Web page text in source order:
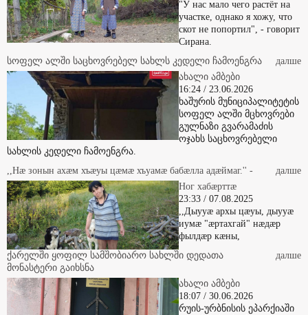
участке, однако я хожу, что
скот не попортил", - говорит
Сирана.
სოფელ ალში საცხოვრებელ სახლს კედელი ჩამოენგრა
ახალი ამბები
16:24 / 23.06.2026
ხაშურის მუნიციპალიტეტის
სოფელ ალში მცხოვრები
გულნაზი გვარამაძის
ოჯახს საცხოვრებელი
სახლის კედელი ჩამოენგრა.
,,Нæ зонын ахæм хъæуы цæмæ хъуамæ бабæлла адæймаг.'' -
Ног хабæрттæ
23:33 / 07.08.2025
,,Дыууæ архы цæуы, дыууæ
иумæ "æртахгай" нæдæр
фылдæр кæны,
ქარელში ყოფილ სამშობიარო სახლში დედათა
მონასტერი გაიხსნა
18:07 / 30.06.2026
რუის-ურბნისის ეპარქიაში
გვითხრეს, რომ